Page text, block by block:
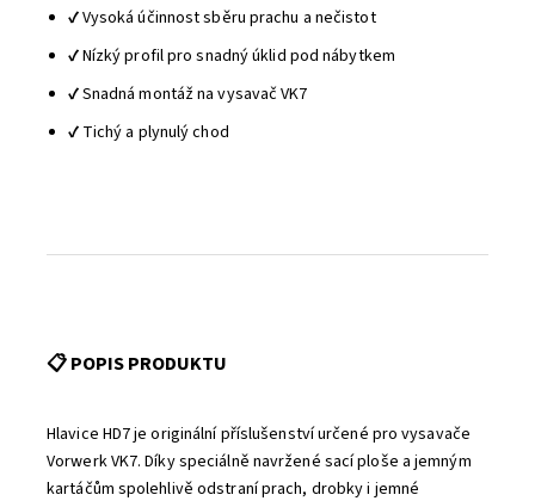
✔️ Vysoká účinnost sběru prachu a nečistot
✔️ Nízký profil pro snadný úklid pod nábytkem
✔️ Snadná montáž na vysavač VK7
✔️ Tichý a plynulý chod
📋 POPIS PRODUKTU
Hlavice HD7 je originální příslušenství určené pro vysavače
Vorwerk VK7. Díky speciálně navržené sací ploše a jemným
kartáčům spolehlivě odstraní prach, drobky i jemné